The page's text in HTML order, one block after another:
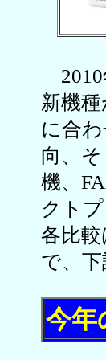
2010
新機
に合
向、
機、
クト
各比
で、
今年